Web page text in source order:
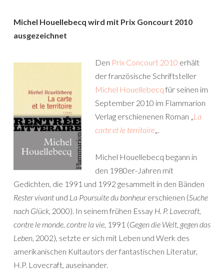
Michel Houellebecq wird mit Prix Goncourt 2010
ausgezeichnet
Den Prix Concourt 2010 erhält
der französische Schriftsteller
Michel Houellebecq für seinen im
September 2010 im Flammarion
Verlag erschienenen Roman „La
carte et le territoire„.
Michel Houellebecq begann in
den 1980er-Jahren mit
Gedichten, die 1991 und 1992 gesammelt in den Bänden
Rester vivant und La Poursuite du bonheurerschienen (Suche
nach Glück, 2000). In seinem frühen Essay H. P. Lovecraft,
contre le monde, contre la vie, 1991 (Gegen die Welt, gegen das
Leben, 2002), setzte er sich mit Leben und Werk des
amerikanischen Kultautors der fantastischen Literatur,
H.P. Lovecraft, auseinander.